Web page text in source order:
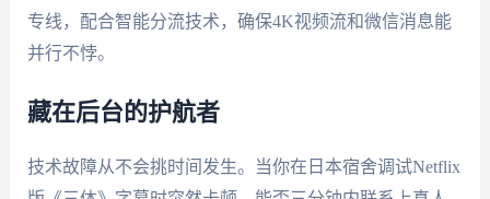
专线，配合智能分流技术，确保4K视频流和微信消息能
并行不悖。
藏在后台的护航者
技术故障从不会挑时间发生。当你在日本宿舍调试Netflix